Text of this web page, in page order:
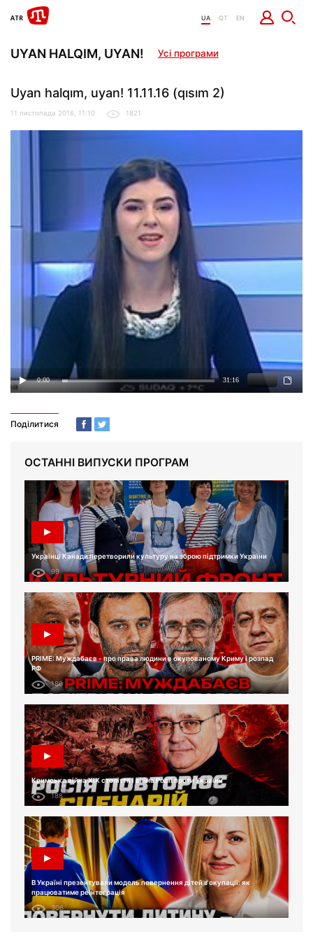
UA QT EN
UYAN HALQIM, UYAN! Усі програми
Uyan halqım, uyan! 11.11.16 (qısım 2)
11 листопада 2016, 11:10 1821
Поділитися
ОСТАННІ ВИПУСКИ ПРОГРАМ
Українці Канади перетворили культуру на зброю підтримки України
99
PRIME: Муждабаєв - про права людини в окупованому Криму і розпад
РФ
180
Кримська війна XIX століття і війна Росії проти України
188
В Україні презентували модель повернення дітей з окупації: як
працюватиме реінтеграція
306